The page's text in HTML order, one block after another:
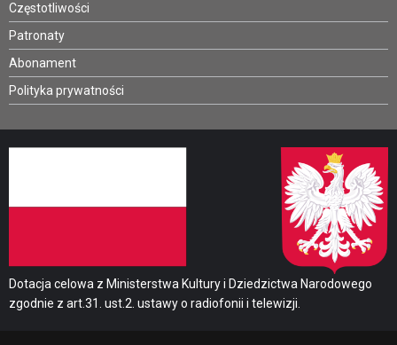
Częstotliwości
Patronaty
Abonament
Polityka prywatności
Dotacja celowa z Ministerstwa Kultury i Dziedzictwa Narodowego
zgodnie z art.31. ust.2. ustawy o radiofonii i telewizji.